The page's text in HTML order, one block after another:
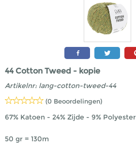
44 Cotton Tweed - kopie
Artikelnr: lang-cotton-tweed-44
(0 Beoordelingen)
67% Katoen - 24% Zijde - 9% Polyester
50 gr = 130m